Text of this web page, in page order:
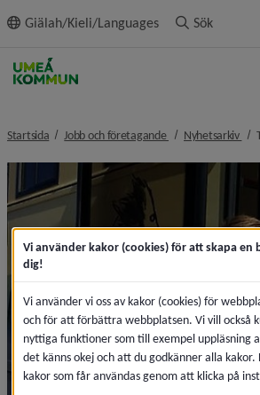
innehållet
Giälah/Kieli/Languages Sök
Startsida Jobb och företagande nivå i
Nyhetsarkiv
Vi använder kakor (cookies) för att skapa en
dig!
Vi använder vi oss av kakor (cookies) för
och för att förbättra webbplatsen. Vi vill också
nyttiga funktioner som till exempel uppläsning
det känns okej och att du godkänner alla kakor.
kakor som får användas genom att klicka på